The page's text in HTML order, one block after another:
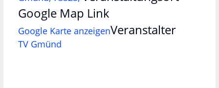
Google Map Link
Google Karte anzeigenVeranstalter
TV Gmünd